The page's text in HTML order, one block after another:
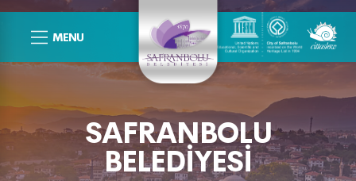
MENU
SAFRANBOLU
BELEDIYESI